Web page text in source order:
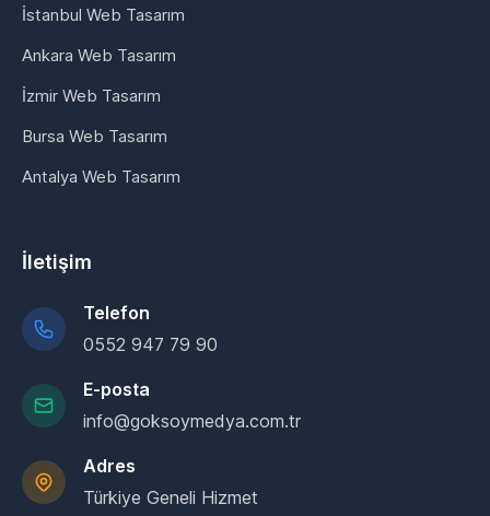
İstanbul Web Tasarım
Ankara Web Tasarım
İzmir Web Tasarım
Bursa Web Tasarım
Antalya Web Tasarım
İletişim
Telefon
0552 947 79 90
E-posta
info@goksoymedya.com.tr
Adres
Türkiye Geneli Hizmet